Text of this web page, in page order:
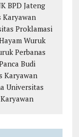
BPD Jateng
Karyawan
Proklamasi
Wuruk
Perbanas
Budi
Karyawan
Universitas